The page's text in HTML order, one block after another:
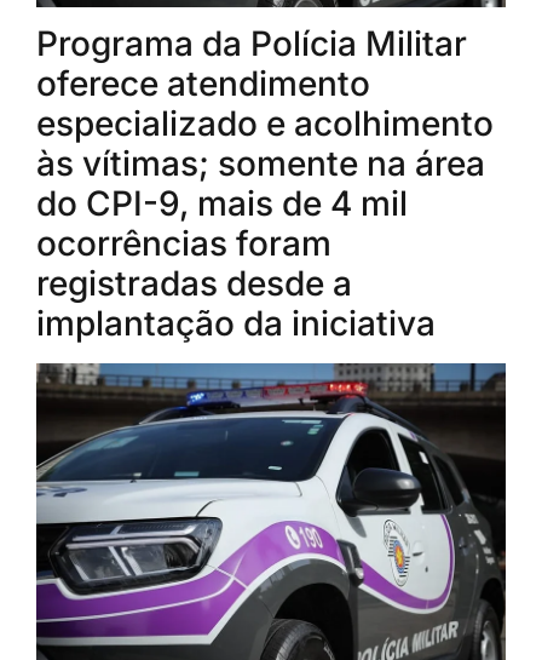
Programa da Polícia Militar
oferece atendimento
especializado e acolhimento
às vítimas; somente na área
do CPI-9, mais de 4 mil
ocorrências foram
registradas desde a
implantação da iniciativa